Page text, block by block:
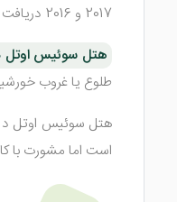
2017 و 2016 دریافت نماید. سال ساخت این هتل استانبول به 4 سپتامبر 2009 بر می گردد.
هتل سوئیس اوتل
طلوع یا غروب
هتل سوئیس اوتل د
است اما مشورت با